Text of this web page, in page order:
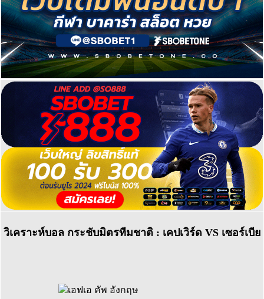
วิเคราะห์บอล กระชับมิตรทีมชาติ : เคปเวิร์ด VS เซอร์เบีย